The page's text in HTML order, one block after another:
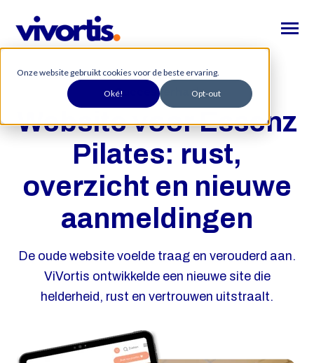
Onze website gebruikt cookies voor de beste ervaring.
Oké! Opt-out
CONTENT
Toggle
Home
Toggle
for
children
Leadgeneratie
Succesverhalen
Over ons
Zoeken
Succesverhaal
Website voor Essenz
Pilates: rust,
overzicht en nieuwe
aanmeldingen
De oude website voelde traag en verouderd aan.
ViVortis ontwikkelde een nieuwe site die
helderheid, rust en vertrouwen uitstraalt.